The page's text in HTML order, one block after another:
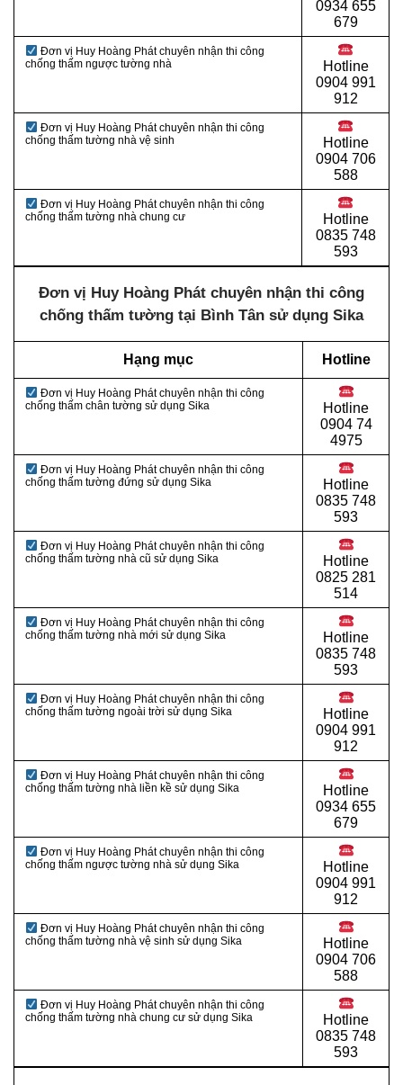
0934 655
679
Đơn vị Huy Hoàng Phát chuyên nhận thi công
chống thấm ngược tường nhà
Hotline
0904 991
912
Đơn vị Huy Hoàng Phát chuyên nhận thi công
chống thấm tường nhà vệ sinh
Hotline
0904 706
588
Đơn vị Huy Hoàng Phát chuyên nhận thi công
chống thấm tường nhà chung cư
Hotline
0835 748
593
Đơn vị Huy Hoàng Phát chuyên nhận thi công
chống thấm tường tại Bình Tân sử dụng Sika
Hạng mục Hotline
Đơn vị Huy Hoàng Phát chuyên nhận thi công
chống thấm chân tường sử dụng Sika
Hotline
0904 74
4975
Đơn vị Huy Hoàng Phát chuyên nhận thi công
chống thấm tường đứng sử dụng Sika
Hotline
0835 748
593
Đơn vị Huy Hoàng Phát chuyên nhận thi công
chống thấm tường nhà cũ sử dụng Sika
Hotline
0825 281
514
Đơn vị Huy Hoàng Phát chuyên nhận thi công
chống thấm tường nhà mới sử dụng Sika
Hotline
0835 748
593
Đơn vị Huy Hoàng Phát chuyên nhận thi công
chống thấm tường ngoài trời sử dụng Sika
Hotline
0904 991
912
Đơn vị Huy Hoàng Phát chuyên nhận thi công
chống thấm tường nhà liền kề sử dụng Sika
Hotline
0934 655
679
Đơn vị Huy Hoàng Phát chuyên nhận thi công
chống thấm ngược tường nhà sử dụng Sika
Hotline
0904 991
912
Đơn vị Huy Hoàng Phát chuyên nhận thi công
chống thấm tường nhà vệ sinh sử dụng Sika
Hotline
0904 706
588
Đơn vị Huy Hoàng Phát chuyên nhận thi công
chống thấm tường nhà chung cư sử dụng Sika
Hotline
0835 748
593